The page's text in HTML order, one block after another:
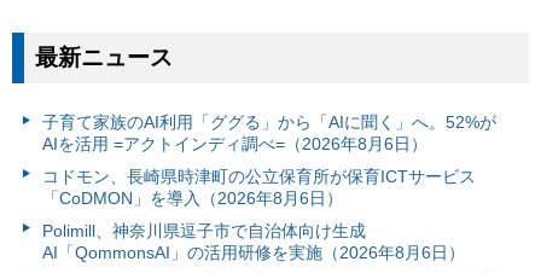
最新ニュース
子育て家族のAI利用「ググる」から「AIに聞く」へ。52%が
AIを活用 =アクトインディ調べ=（2026年8月6日）
コドモン、長崎県時津町の公立保育所が保育ICTサービス
「CoDMON」を導入（2026年8月6日）
Polimill、神奈川県逗子市で自治体向け生成
AI「QommonsAI」の活用研修を実施（2026年8月6日）